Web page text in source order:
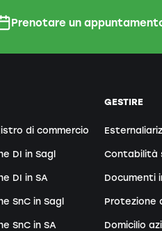
Prenotare un
di commercio
DI in Sagl
DI in SA
SnC in Sagl
SnC in SA
GESTIRE
Contabilità
Documenti
Protezione
Domicilio